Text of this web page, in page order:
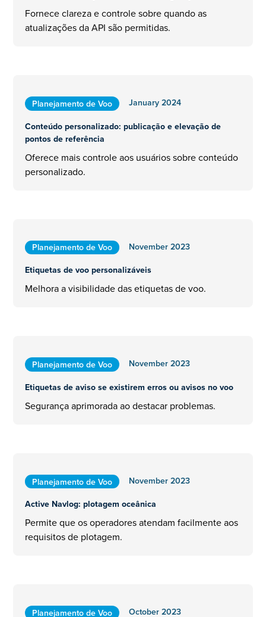
Fornece clareza e controle sobre quando as
atualizações da API são permitidas.
Planejamento de Voo
January 2024
Conteúdo personalizado: publicação e elevação de
pontos de referência
Oferece mais controle aos usuários sobre conteúdo
personalizado.
Planejamento de Voo
November 2023
Etiquetas de voo personalizáveis
Melhora a visibilidade das etiquetas de voo.
Planejamento de Voo
November 2023
Etiquetas de aviso se existirem erros ou avisos no voo
Segurança aprimorada ao destacar problemas.
Planejamento de Voo
November 2023
Active Navlog: plotagem oceânica
Permite que os operadores atendam facilmente aos
requisitos de plotagem.
Planejamento de Voo October 2023